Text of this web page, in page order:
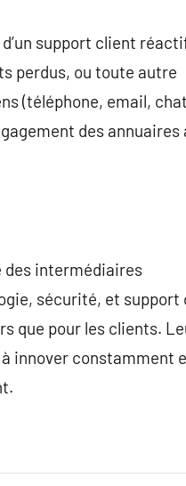
support client
perdus, ou toute autre
(téléphone, email,
des
des intermédiaires
sécurité, et support
que pour les clients.
innover constamment